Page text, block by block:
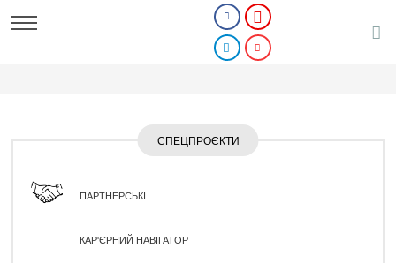
СПЕЦПРОЄКТИ
ПАРТНЕРСЬКІ
КАР'ЄРНИЙ НАВІГАТОР